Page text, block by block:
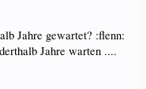
Jahre gewartet? :flenn:
Jahre warten ....